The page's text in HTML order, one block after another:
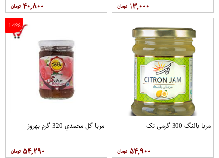
۱۳,۰۰۰ ۴۰,۸۰۰
مربا بالنگ 300 گرمی تک
۵۴,۹۰۰
14%
مربا گل محمدي 320 گرم بهروز
۵۴,۲۹۰